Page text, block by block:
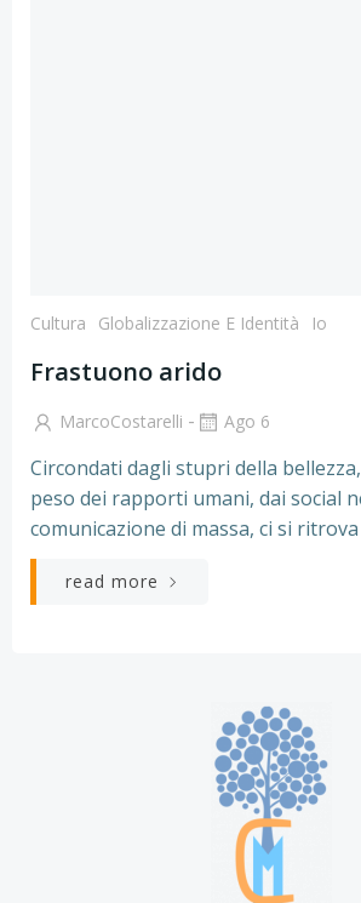
Cultura Globalizzazione E Identità Io
Frastuono arido
MarcoCostarelli - Ago 6
Circondati dagli stupri della
peso dei rapporti umani, dai social
comunicazione di massa, ci si
read more